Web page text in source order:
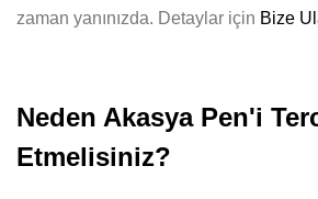
zaman yanınızda. Detaylar için Bize
Neden Akasya Pen'i
Etmelisiniz?